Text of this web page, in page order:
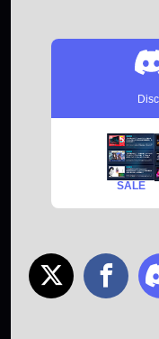
SALE